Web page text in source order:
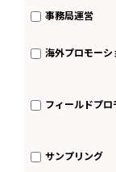
事務局運営
海外プロモーシ
フィールドプ
サンプリング